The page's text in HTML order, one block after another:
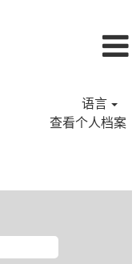
语言
查看个人档案